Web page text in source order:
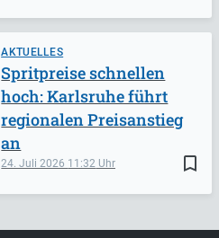
AKTUELLES
bookmark_border
24. Juli 2026 11:32
Spritpreise schnellen
hoch: Karlsruhe führt
regionalen Preisanstieg
an